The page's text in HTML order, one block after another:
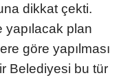
dikkat çekti.
yapılacak plan
göre yapılması
Belediyesi bu tür